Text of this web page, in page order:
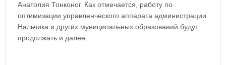
Анатолия Тонконог. Как отмечается, работу по
оптимизации управленческого аппарата администрации
Нальчика и других муниципальных образований будут
продолжать и далее.